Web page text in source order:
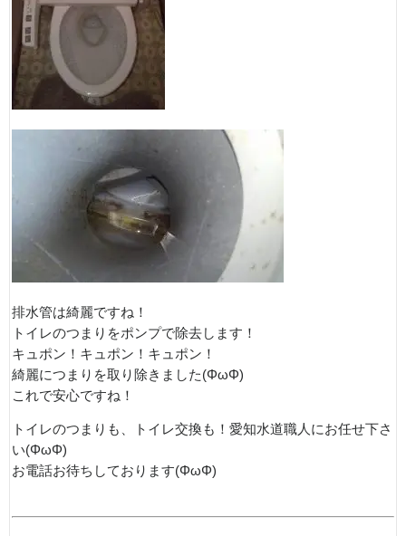
排水管は綺麗ですね！
トイレのつまりをポンプで除去します！
キュポン！キュポン！キュポン！
綺麗につまりを取り除きました(ΦωΦ)
これで安心ですね！
トイレのつまりも、トイレ交換も！愛知水道職人にお任せ下さ
い(ΦωΦ)
お電話お待ちしております(ΦωΦ)